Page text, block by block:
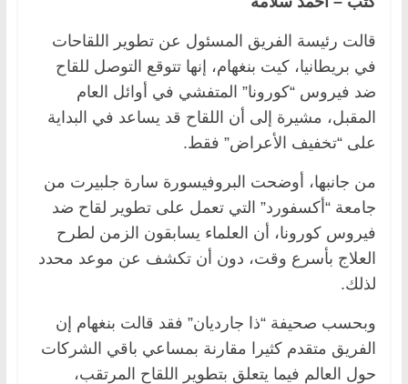
قالت رئيسة الفريق المسئول عن تطوير اللقاحات
في بريطانيا، كيت بنغهام، إنها تتوقع التوصل للقاح
ضد فيروس “كورونا” المتفشي في أوائل العام
المقبل، مشيرة إلى أن اللقاح قد يساعد في البداية
على “تخفيف الأعراض” فقط.
من جانبها، أوضحت البروفيسورة سارة جلبيرت من
جامعة “أكسفورد” التي تعمل على تطوير لقاح ضد
فيروس كورونا، أن العلماء يسابقون الزمن لطرح
العلاج بأسرع وقت، دون أن تكشف عن موعد محدد
لذلك.
وبحسب صحيفة “ذا جارديان” فقد قالت بنغهام إن
الفريق متقدم كثيرا مقارنة بمساعي باقي الشركات
حول العالم فيما يتعلق بتطوير اللقاح المرتقب،